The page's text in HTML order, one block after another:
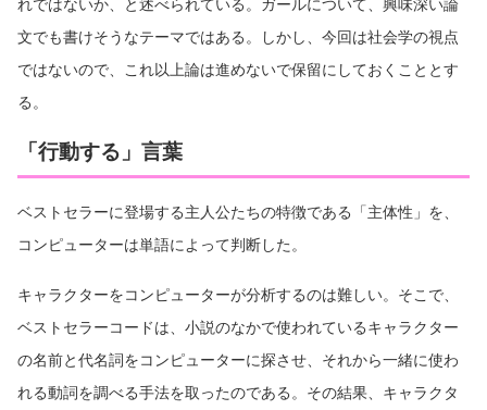
文でも書けそうなテーマではある。しかし、今回は社会学の視点
ではないので、これ以上論は進めないで保留にしておくこととす
る。
「行動する」言葉
ベストセラーに登場する主人公たちの特徴である「主体性」を、
コンピューターは単語によって判断した。
キャラクターをコンピューターが分析するのは難しい。そこで、
ベストセラーコードは、小説のなかで使われているキャラクター
の名前と代名詞をコンピューターに探させ、それから一緒に使わ
れる動詞を調べる手法を取ったのである。その結果、キャラクタ